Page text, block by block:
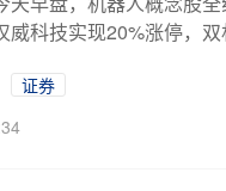
威科技实现20%涨停，
证券